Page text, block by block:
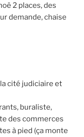
2 places, des
demande, chaise
cité judiciaire et
buraliste,
des commerces
à pied (ça monte